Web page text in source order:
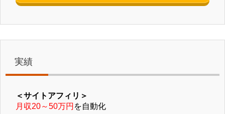
実績
＜サイトアフィリ＞
月収20～50万円 を自動化